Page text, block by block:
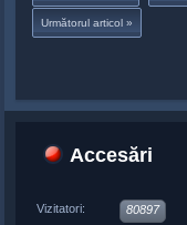
Următorul articol »
Accesări
Vizitatori: 80897